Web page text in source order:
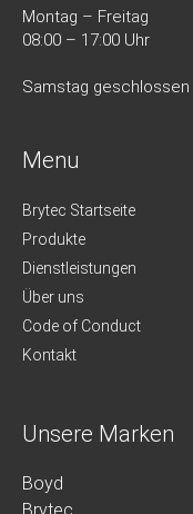
Montag – Freitag
08:00 – 17:00 Uhr
Samstag geschlossen
Menu
Brytec Startseite
Produkte
Dienstleistungen
Über uns
Code of Conduct
Kontakt
Unsere Marken
Boyd